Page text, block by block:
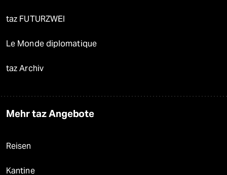
taz FUTURZWEI
Le Monde diplomatique
taz Archiv
Mehr taz Angebote
Reisen
Kantine